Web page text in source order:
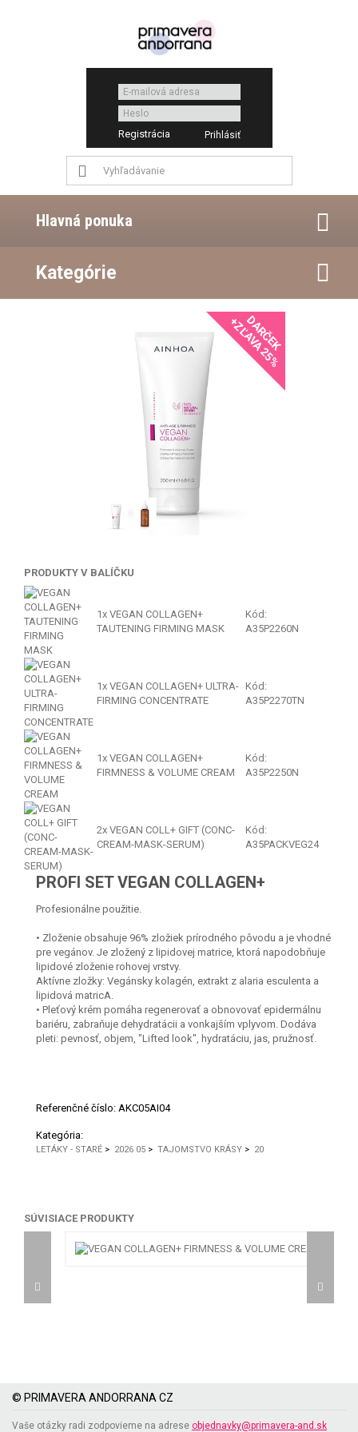
Registrácia
Hlavná ponuka
Kategórie
DARČEK
+ZĽAVA 25%
PRODUKTY V BALÍČKU
1x VEGAN COLLAGEN+
TAUTENING FIRMING MASK
Kód:
A35P2260N
1x VEGAN COLLAGEN+ ULTRA-
FIRMING CONCENTRATE
Kód:
A35P2270TN
1x VEGAN COLLAGEN+
FIRMNESS & VOLUME CREAM
Kód:
A35P2250N
2x VEGAN COLL+ GIFT (CONC-
CREAM-MASK-SERUM)
Kód:
A35PACKVEG24
PROFI SET VEGAN COLLAGEN+
Profesionálne použitie.
• Zloženie obsahuje 96% zložiek prírodného pôvodu a je vhodné
pre vegánov. Je zložený z lipidovej matrice, ktorá napodobňuje
lipidové zloženie rohovej vrstvy.
Aktívne zložky: Vegánsky kolagén, extrakt z alaria esculenta a
lipidová matricA.
• Pleťový krém pomáha regenerovať a obnovovať epidermálnu
bariéru, zabraňuje dehydratácii a vonkajším vplyvom. Dodáva
pleti: pevnosť, objem, "Lifted look", hydratáciu, jas, pružnosť.
Referenčné číslo: AKC05AI04
Kategória:
LETÁKY - STARÉ > 2026 05 > TAJOMSTVO KRÁSY > 20
SÚVISIACE PRODUKTY
© PRIMAVERA ANDORRANA CZ
Vaše otázky radi zodpovieme na adrese objednavky@primavera-and.sk